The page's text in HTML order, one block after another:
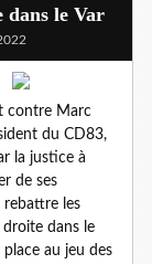
dans le Var
contre Marc
du CD83,
la justice à
de ses
rebattre les
droite dans le
place au jeu des